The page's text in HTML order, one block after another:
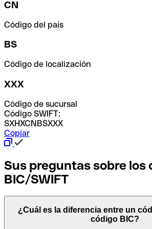
CN
Código del país
BS
Código de localización
XXX
Código de sucursal
Código SWIFT:
SXHXCNBSXXX
Copiar
Sus preguntas sobre los
BIC/SWIFT
¿Cuál es la diferencia entre un
código BIC?